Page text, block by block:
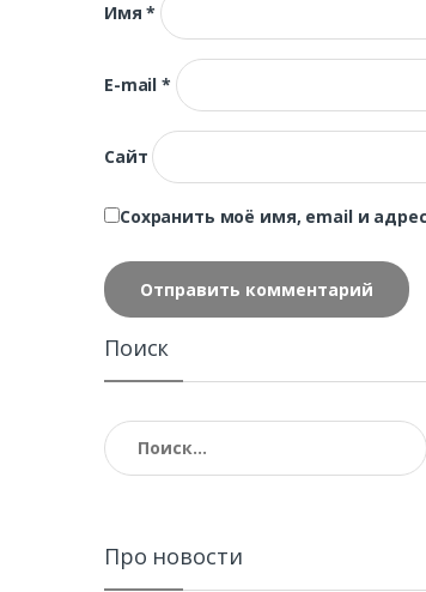
Имя*
E-mail*
Сайт
Сохранить моё имя, email и
Поиск
Найти:
Про новости